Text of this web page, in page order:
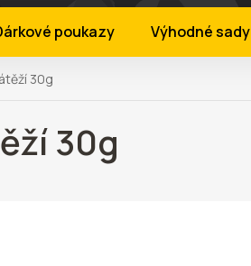
poukazy Výhodné sady
30g
30g